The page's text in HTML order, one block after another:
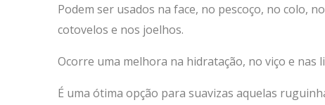
Podem ser usados na face, no pescoço, no colo,
cotovelos e nos joelhos.
Ocorre uma melhora na hidratação, no viço e nas
É uma ótima opção para suavizas aquelas